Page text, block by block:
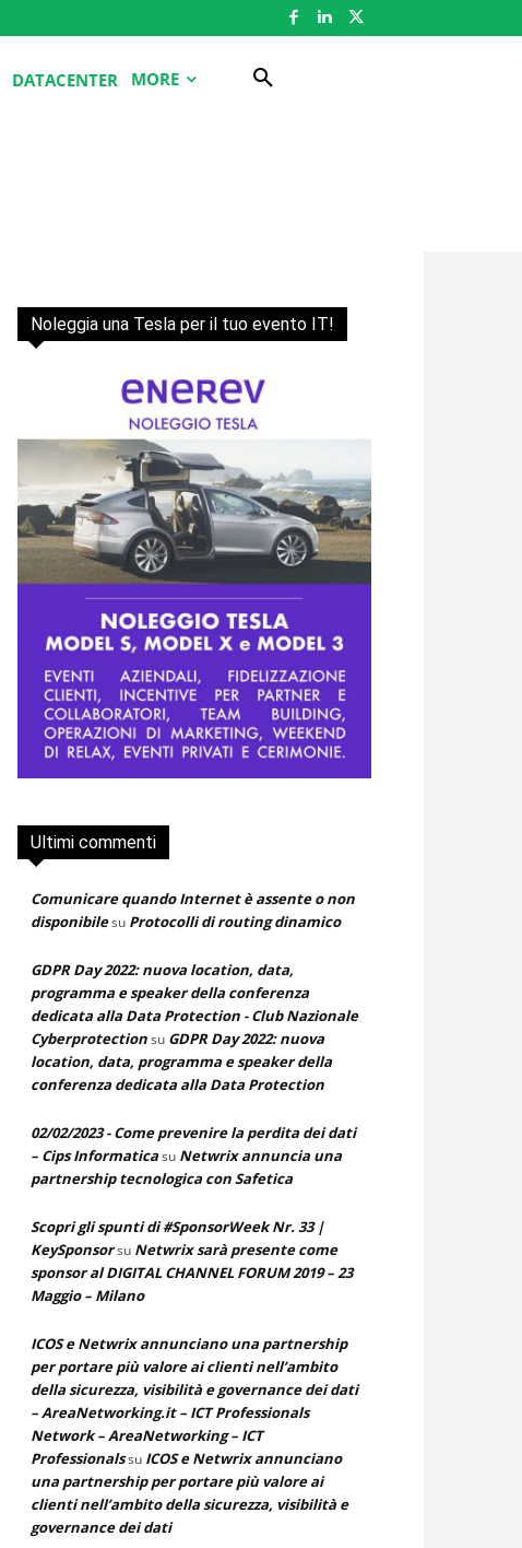
DATACENTER MORE
Noleggia una Tesla per il tuo evento IT!
Ultimi commenti
Comunicare quando Internet è assente o non
disponibilesu Protocolli di routing dinamico
GDPR Day 2022: nuova location, data,
programma e speaker della conferenza
dedicata alla Data Protection - Club Nazionale
Cyberprotectionsu GDPR Day 2022: nuova
location, data, programma e speaker della
conferenza dedicata alla Data Protection
02/02/2023 - Come prevenire la perdita dei dati
– Cips Informaticasu Netwrix annuncia una
partnership tecnologica con Safetica
Scopri gli spunti di #SponsorWeek Nr. 33 |
KeySponsorsu Netwrix sarà presente come
sponsor al DIGITAL CHANNEL FORUM 2019 – 23
Maggio – Milano
ICOS e Netwrix annunciano una partnership
per portare più valore ai clienti nell’ambito
della sicurezza, visibilità e governance dei dati
– AreaNetworking.it – ICT Professionals
Network – AreaNetworking – ICT
Professionalssu ICOS e Netwrix annunciano
una partnership per portare più valore ai
clienti nell’ambito della sicurezza, visibilità e
governance dei dati